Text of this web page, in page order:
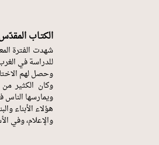
الكتـاب
شهدت الفترة
للدراسة في
وحصل لهم
وكان الكثير من
ويمارسها الناس
هؤلاء الأبناء
والإعلام، وفي